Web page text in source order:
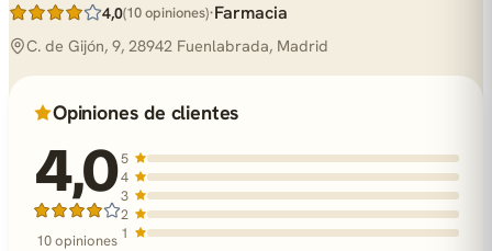
4,0(10 opiniones)·Farmacia
C. de Gijón, 9, 28942 Fuenlabrada, Madrid
Opiniones de clientes
4,0
10 opiniones
5
4
3
2
1